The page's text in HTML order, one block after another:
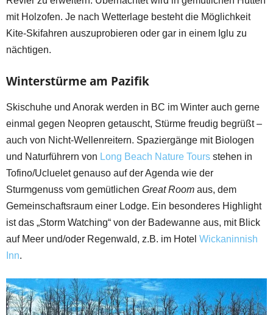
mit Holzofen. Je nach Wetterlage besteht die Möglichkeit
Kite-Skifahren auszuprobieren oder gar in einem Iglu zu
nächtigen.
Winterstürme am Pazifik
Skischuhe und Anorak werden in BC im Winter auch gerne
einmal gegen Neopren getauscht, Stürme freudig begrüßt –
auch von Nicht-Wellenreitern. Spaziergänge mit Biologen
und Naturführern von Long Beach Nature Tours stehen in
Tofino/Ucluelet genauso auf der Agenda wie der
Sturmgenuss vom gemütlichen Great Room aus, dem
Gemeinschaftsraum einer Lodge. Ein besonderes Highlight
ist das „Storm Watching“ von der Badewanne aus, mit Blick
auf Meer und/oder Regenwald, z.B. im Hotel Wickaninnish
Inn.